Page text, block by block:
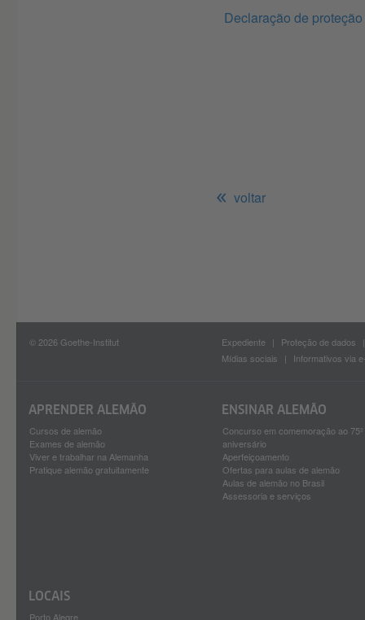
Declaração de
voltar
© 2026 Goethe-Institut Expediente
Proteção de dados
Mídias sociais
Informativos via
APRENDER ALEMÃO
Cursos de alemão
Exames de alemão
Viver e trabalhar na Alemanha
Pratique alemão gratuitamente
ENSINAR ALEMÃO
Concurso em comemoração ao 75º
aniversário
Aperfeiçoamento
Ofertas para aulas de alemão
Aulas de alemão no Brasil
Assessoria e serviços
LOCAIS
Porto Alegre